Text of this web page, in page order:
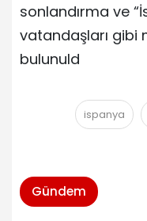
sonlandırma ve
vatandaşları gibi
bulunuld
ispanya
Gündem